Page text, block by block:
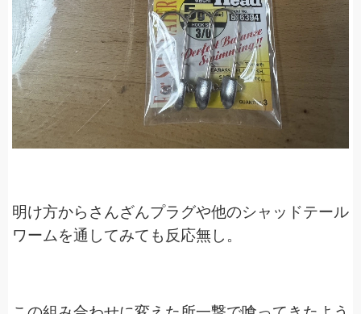
明け方からさんざんプラグや他のシャッドテール
ワームを通してみても反応無し。